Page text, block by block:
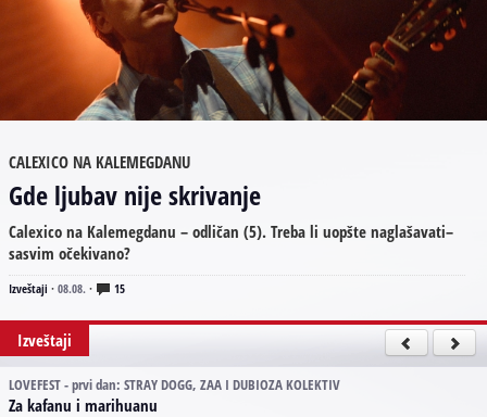
CALEXICO NA KALEMEGDANU
Gde ljubav nije skrivanje
Calexico na Kalemegdanu – odličan (5). Treba li uopšte naglašavati–
sasvim očekivano?
Izveštaji · 08.08. · 15
Izveštaji
LOVEFEST - prvi dan: STRAY DOGG, ZAA I DUBIOZA KOLEKTIV
Za kafanu i marihuanu